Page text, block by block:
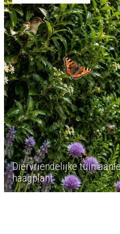
Diervriendelijke tuin
haagplant